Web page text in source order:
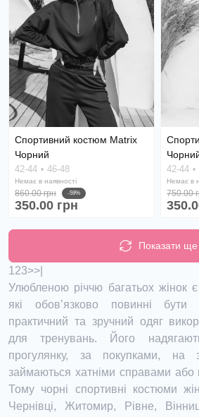
Спортивний костюм Matrix
Чорний
42-44 46-48
Немає в наявності
860.00 грн -59%
350.00 грн
42-44
Немає в
750.00
Показати ще
1 23>>|
Улюбленою річчю багатьох жінок
які обов’язково повинні
практичний та зручний одяг
для тренувань. Його
прогулянку, за покупками, на
займаються хатніми справами або
Тому чорні спортивні костюми
Чернівці, Житомир, Рівне,